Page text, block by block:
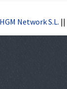
Network S.L. ||